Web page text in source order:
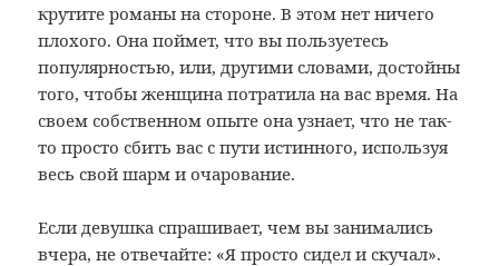
крутите романы на стороне. В этом нет ничего
плохого. Она поймет, что вы пользуетесь
популярностью, или, другими словами, достойны
того, чтобы женщина потратила на вас время. На
своем собственном опыте она узнает, что не так-
то просто сбить вас с пути истинного, используя
весь свой шарм и очарование.
Если девушка спрашивает, чем вы занимались
вчера, не отвечайте: «Я просто сидел и скучал».